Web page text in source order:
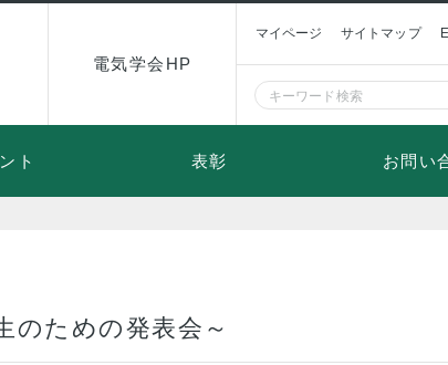
電気学会HP
マイページ サイトマップ
ト 表彰 お問い
のための発表会～